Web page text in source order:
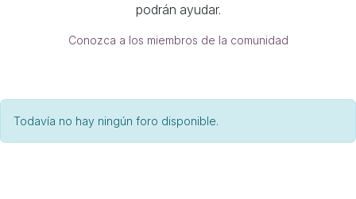
podrán ayudar.
Conozca a los miembros de la comunidad
Todavía no hay ningún foro disponible.